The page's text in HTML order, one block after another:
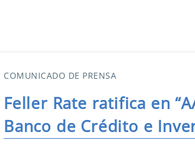
COMUNICADO DE PRENSA
Feller Rate ratifica en
Banco de Crédito e